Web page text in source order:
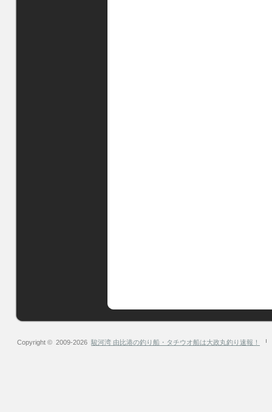
Copyright © 2009-2026 駿河湾 由比港の釣り船・タチウオ船は大政丸釣り速報！